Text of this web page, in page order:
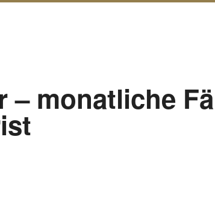
– monatliche